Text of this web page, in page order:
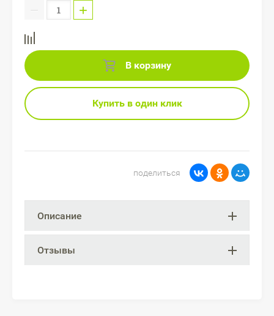
+
В корзину
Купить в один клик
поделиться
Описание
Отзывы